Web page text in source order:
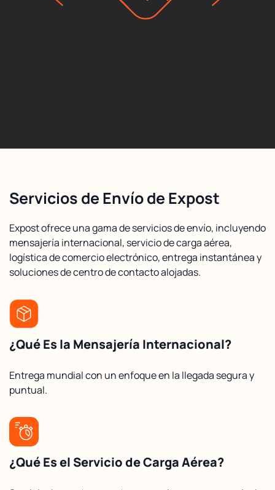
Servicios de Envío de Expost
Expost ofrece una gama de servicios de envío, incluyendo
mensajería internacional, servicio de carga aérea,
logística de comercio electrónico, entrega instantánea y
soluciones de centro de contacto alojadas.
¿Qué Es la Mensajería Internacional?
Entrega mundial con un enfoque en la llegada segura y
puntual.
¿Qué Es el Servicio de Carga Aérea?